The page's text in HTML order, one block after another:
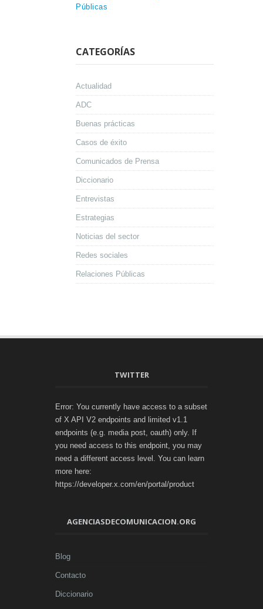
Públicas
CATEGORÍAS
Actualidad
ADC
Buenas prácticas
Casos de éxito
Comunicados de Prensa
Diccionario
Entrevistas
Estrategias
Noticias del sector
Redes sociales
Relaciones Públicas
TWITTER
Error: You currently have access to a subset
of X API V2 endpoints and limited v1.1
endpoints (e.g. media post, oauth) only. If
you need access to this endpoint, you may
need a different access level. You can learn
more here:
https://developer.x.com/en/portal/product
AGENCIASDECOMUNICACION.ORG
Blog
Contacto
Diccionario